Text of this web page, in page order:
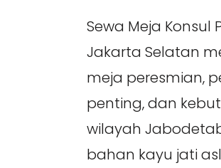
Sewa Meja
Jakarta Selatan
meja peresmian,
penting, dan
wilayah
bahan kayu jati